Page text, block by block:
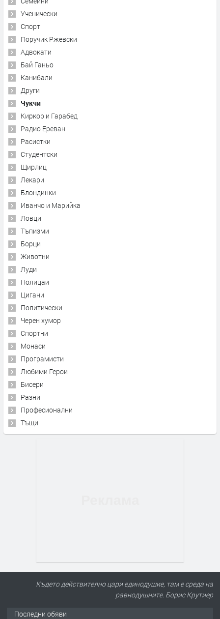
Ученически
Спорт
Поручик Ржевски
Адвокати
Бай Ганьо
Канибали
Други
Чукчи
Киркор и Гарабед
Радио Ереван
Расистки
Студентски
Щирлиц
Лекари
Блондинки
Иванчо и Марийка
Ловци
Тъпизми
Борци
Животни
Луди
Полицаи
Цигани
Политически
Черен хумор
Спортни
Монаси
Програмисти
Любими Герои
Бисери
Разни
Професионални
Тъщи
Където действително цари единодушие, там е среда на
равнодушните. Борис Крутиер
Последни обяви